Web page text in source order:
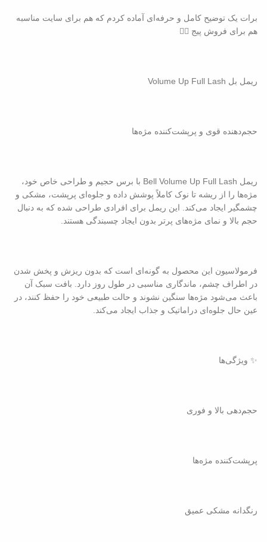
برات یک توضیح کامل و حرفه‌ای آماده کردم که هم برای سایت مناسبه
هم برای فروش پیج 👇🏻
ریمل بل Volume Up Full Lash
حجم‌دهنده قوی و پرپشت‌کننده مژه‌ها
ریمل Bell Volume Up Full Lash با برس حجیم و طراحی خاص خود،
مژه‌ها را از ریشه تا نوک کاملاً پوشش داده و جلوه‌ای پرپشت، مشکی و
چشمگیر ایجاد می‌کند. این ریمل برای افرادی طراحی شده که به دنبال
حجم بالا و نمای مژه‌های پرتر بدون ایجاد چسبندگی هستند.
فرمولاسیون این محصول به گونه‌ای است که بدون ریزش و پخش شدن
در اطراف چشم، ماندگاری مناسبی در طول روز دارد. بافت سبک آن
باعث می‌شود مژه‌ها سنگین نشوند و حالت طبیعی خود را حفظ کنند، در
عین حال جلوه‌ای دراماتیک و جذاب ایجاد می‌کند.
✨ ویژگی‌ها
حجم‌دهی بالا و فوری
پرپشت‌کننده مژه‌ها
رنگدانه مشکی عمیق